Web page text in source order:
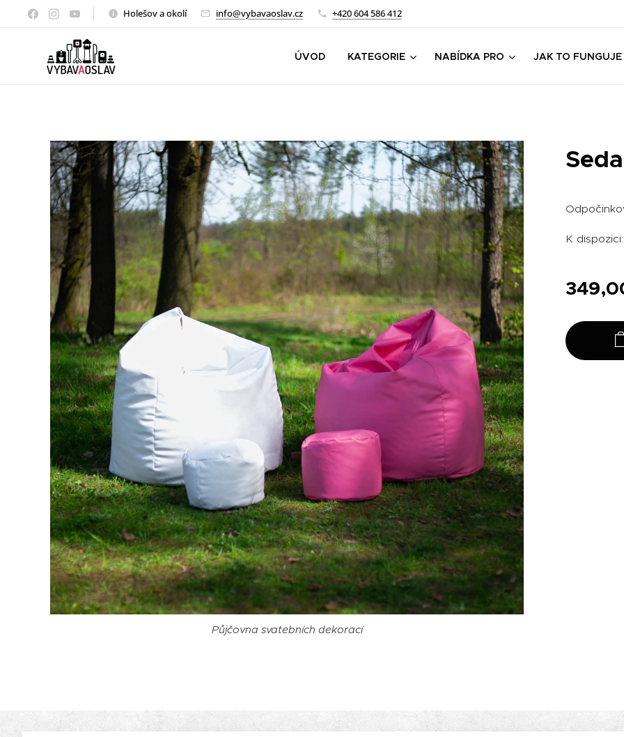
Holešov a okolí info@vybavaoslav.cz +420 604 586 412
ÚVOD KATEGORIE NABÍDKA PRO JAK TO FUNGUJE
Půjčovna svatebních dekorací
K